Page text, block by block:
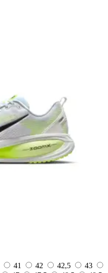
41 42 42,5
43